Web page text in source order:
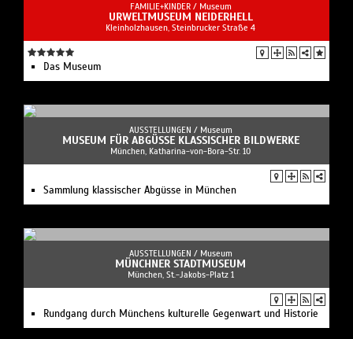
FAMILIE+KINDER / Museum
URWELTMUSEUM NEIDERHELL
Kleinholzhausen, Steinbrucker Straße 4
Das Museum
AUSSTELLUNGEN / Museum
MUSEUM FÜR ABGÜSSE KLASSISCHER BILDWERKE
München, Katharina-von-Bora-Str. 10
Sammlung klassischer Abgüsse in München
AUSSTELLUNGEN / Museum
MÜNCHNER STADTMUSEUM
München, St.-Jakobs-Platz 1
Rundgang durch Münchens kulturelle Gegenwart und Historie